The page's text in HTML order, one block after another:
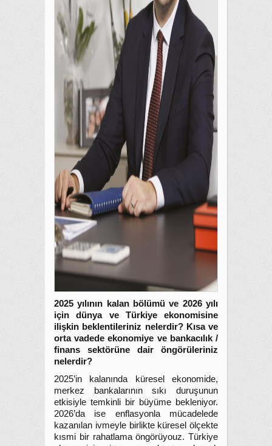
2025 yılının kalan bölümü ve 2026 yılı
için dünya ve Türkiye ekonomisine
ilişkin beklentileriniz nelerdir? Kısa ve
orta vadede ekonomiye ve bankacılık /
finans sektörüne dair öngörüleriniz
nelerdir?
2025’in kalanında küresel ekonomide,
merkez bankalarının sıkı duruşunun
etkisiyle temkinli bir büyüme bekleniyor.
2026’da ise enflasyonla mücadelede
kazanılan ivmeyle birlikte küresel ölçekte
kısmi bir rahatlama öngörüyouz. Türkiye